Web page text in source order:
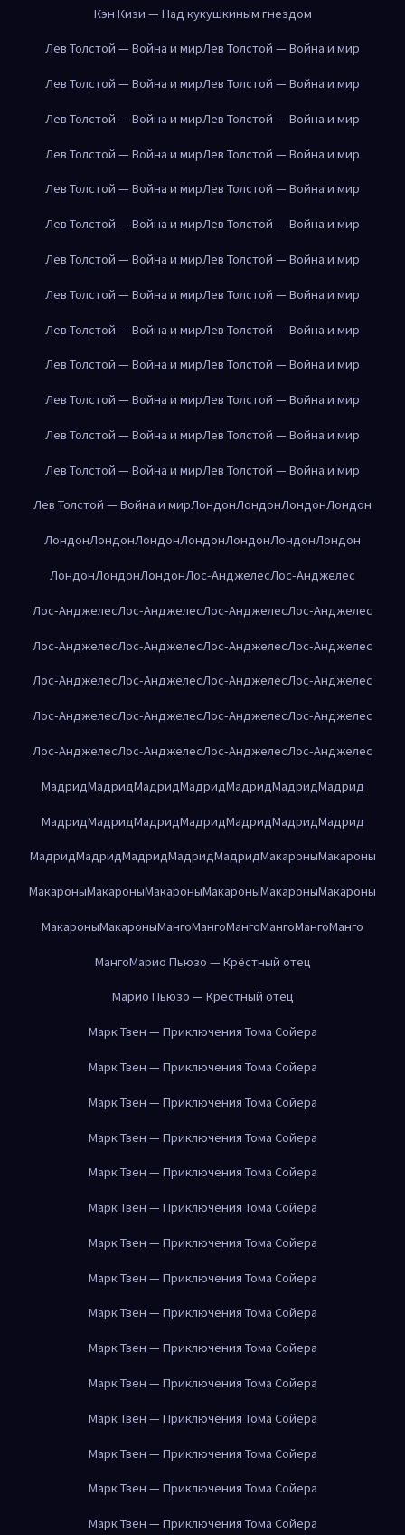
Кэн Кизи — Над кукушкиным гнездом
Лев Толстой — Война и мирЛев Толстой — Война и мир
Лев Толстой — Война и мирЛев Толстой — Война и мир
Лев Толстой — Война и мирЛев Толстой — Война и мир
Лев Толстой — Война и мирЛев Толстой — Война и мир
Лев Толстой — Война и мирЛев Толстой — Война и мир
Лев Толстой — Война и мирЛев Толстой — Война и мир
Лев Толстой — Война и мирЛев Толстой — Война и мир
Лев Толстой — Война и мирЛев Толстой — Война и мир
Лев Толстой — Война и мирЛев Толстой — Война и мир
Лев Толстой — Война и мирЛев Толстой — Война и мир
Лев Толстой — Война и мирЛев Толстой — Война и мир
Лев Толстой — Война и мирЛев Толстой — Война и мир
Лев Толстой — Война и мирЛев Толстой — Война и мир
Лев Толстой — Война и мирЛондонЛондонЛондонЛондон
ЛондонЛондонЛондонЛондонЛондонЛондонЛондон
ЛондонЛондонЛондонЛос-АнджелесЛос-Анджелес
Лос-АнджелесЛос-АнджелесЛос-АнджелесЛос-Анджелес
Лос-АнджелесЛос-АнджелесЛос-АнджелесЛос-Анджелес
Лос-АнджелесЛос-АнджелесЛос-АнджелесЛос-Анджелес
Лос-АнджелесЛос-АнджелесЛос-АнджелесЛос-Анджелес
Лос-АнджелесЛос-АнджелесЛос-АнджелесЛос-Анджелес
МадридМадридМадридМадридМадридМадридМадрид
МадридМадридМадридМадридМадридМадридМадрид
МадридМадридМадридМадридМадридМакароныМакароны
МакароныМакароныМакароныМакароныМакароныМакароны
МакароныМакароныМангоМангоМангоМангоМангоМанго
МангоМарио Пьюзо — Крёстный отец
Марио Пьюзо — Крёстный отец
Марк Твен — Приключения Тома Сойера
Марк Твен — Приключения Тома Сойера
Марк Твен — Приключения Тома Сойера
Марк Твен — Приключения Тома Сойера
Марк Твен — Приключения Тома Сойера
Марк Твен — Приключения Тома Сойера
Марк Твен — Приключения Тома Сойера
Марк Твен — Приключения Тома Сойера
Марк Твен — Приключения Тома Сойера
Марк Твен — Приключения Тома Сойера
Марк Твен — Приключения Тома Сойера
Марк Твен — Приключения Тома Сойера
Марк Твен — Приключения Тома Сойера
Марк Твен — Приключения Тома Сойера
Марк Твен — Приключения Тома Сойера